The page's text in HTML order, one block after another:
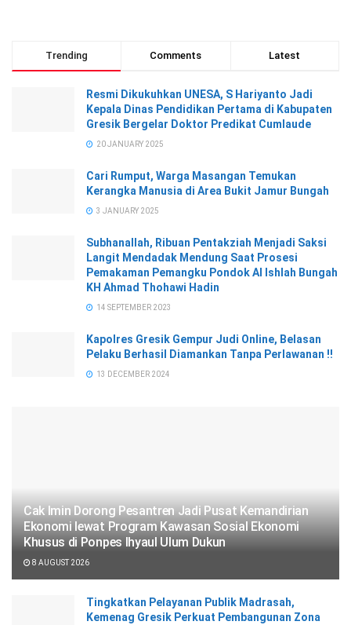
Trending Comments Latest
Resmi Dikukuhkan UNESA, S Hariyanto Jadi
Kepala Dinas Pendidikan Pertama di Kabupaten
Gresik Bergelar Doktor Predikat Cumlaude
20 JANUARY 2025
Cari Rumput, Warga Masangan Temukan
Kerangka Manusia di Area Bukit Jamur Bungah
3 JANUARY 2025
Subhanallah, Ribuan Pentakziah Menjadi Saksi
Langit Mendadak Mendung Saat Prosesi
Pemakaman Pemangku Pondok Al Ishlah Bungah
KH Ahmad Thohawi Hadin
14 SEPTEMBER 2023
Kapolres Gresik Gempur Judi Online, Belasan
Pelaku Berhasil Diamankan Tanpa Perlawanan !!
13 DECEMBER 2024
Cak Imin Dorong Pesantren Jadi Pusat Kemandirian
Ekonomi lewat Program Kawasan Sosial Ekonomi
Khusus di Ponpes Ihyaul Ulum Dukun
8 AUGUST 2026
Tingkatkan Pelayanan Publik Madrasah,
Kemenag Gresik Perkuat Pembangunan Zona